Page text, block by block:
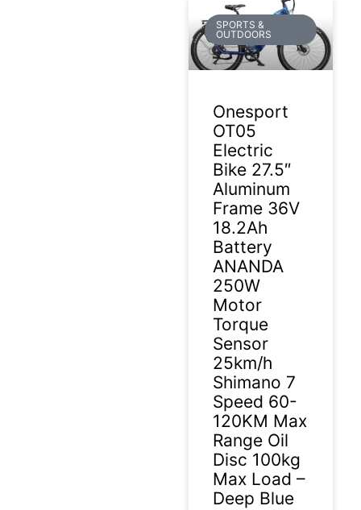
SPORTS &
OUTDOORS
Onesport
OT05
Electric
Bike 27.5″
Aluminum
Frame 36V
18.2Ah
Battery
ANANDA
250W
Motor
Torque
Sensor
25km/h
Shimano 7
Speed 60-
120KM Max
Range Oil
Disc 100kg
Max Load –
Deep Blue